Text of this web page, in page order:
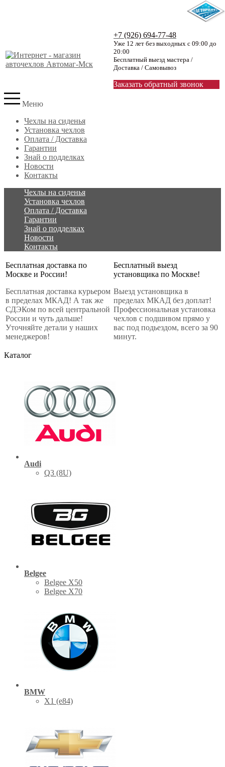
+7 (926) 694-77-48
Уже 12 лет без выходных с 09:00 до
20:00
Бесплатный выезд мастера /
Доставка / Самовывоз
Заказать обратный звонок
Меню
Чехлы на сиденья
Установка чехлов
Оплата / Доставка
Гарантии
Знай о подделках
Новости
Контакты
Чехлы на сиденья
Установка чехлов
Оплата / Доставка
Гарантии
Знай о подделках
Новости
Контакты
Бесплатная доставка по
Москве и России!
Бесплатная доставка курьером
в пределах МКАД! А так же
СДЭКом по всей центральной
России и чуть дальше!
Уточняйте детали у наших
менеджеров!
Бесплатный выезд
установщика по Москве!
Выезд установщика в
пределах МКАД без доплат!
Профессиональная установка
чехлов с подшивом прямо у
вас под подьездом, всего за 90
минут.
Каталог
Audi
Q3 (8U)
Belgee
Belgee X50
Belgee X70
BMW
X1 (е84)